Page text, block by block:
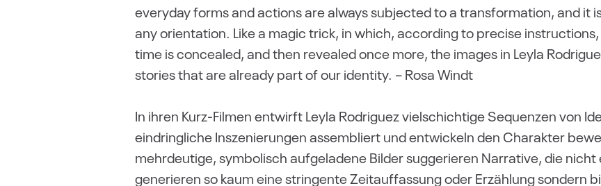
everyday forms and actions are always subjected to a transformation, and it
any orientation. Like a magic trick, in which, according to precise
time is concealed, and then revealed once more, the images in Leyla
stories that are already part of our identity. – Rosa Windt
In ihren Kurz-Filmen entwirft Leyla Rodriguez vielschichtige Sequenzen von
eindringliche Inszenierungen assembliert und entwickeln den Charakter
mehrdeutige, symbolisch aufgeladene Bilder suggerieren Narrative, die nicht
generieren so kaum eine stringente Zeitauffassung oder Erzählung sondern